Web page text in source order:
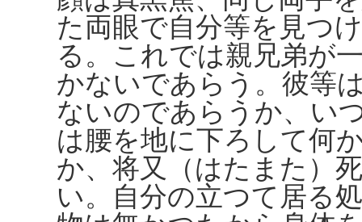
た両眼で自分等を見つ
る。これでは親兄弟が
かないであらう。彼等
ないのであらうか、い
は腰を地に下ろして何
か、将又（はたまた）
い。自分の立つて居る